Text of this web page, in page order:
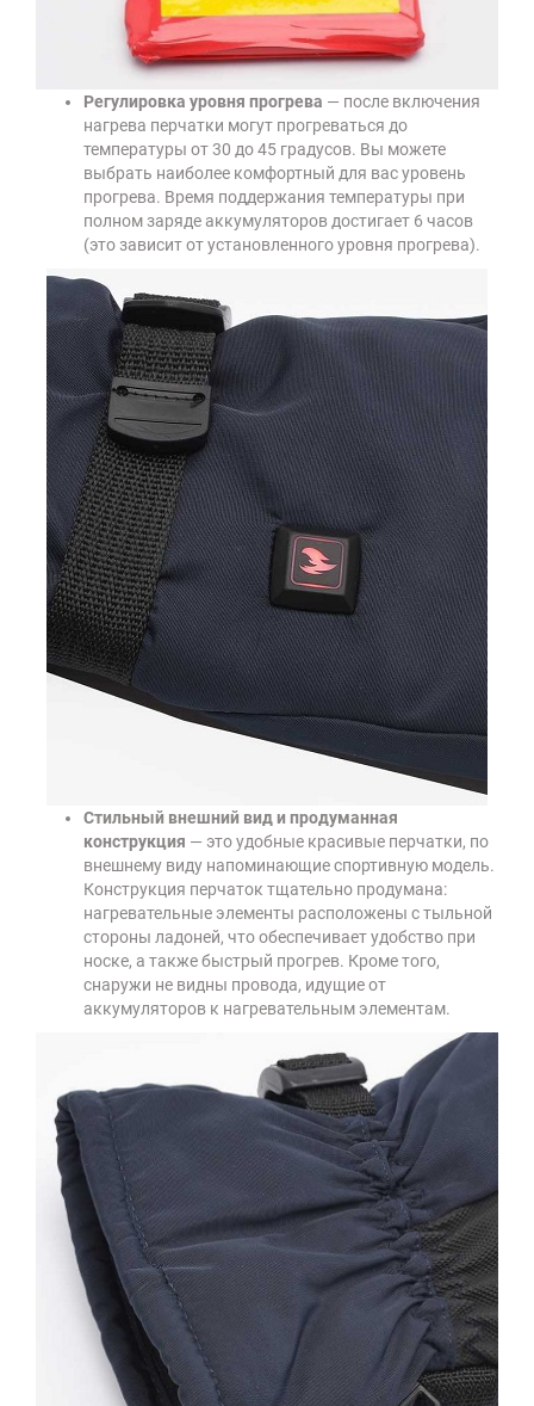
Регулировка уровня прогрева — после включения
нагрева перчатки могут прогреваться до
температуры от 30 до 45 градусов. Вы можете
выбрать наиболее комфортный для вас уровень
прогрева. Время поддержания температуры при
полном заряде аккумуляторов достигает 6 часов
(это зависит от установленного уровня прогрева).
Стильный внешний вид и продуманная
конструкция — это удобные красивые перчатки, по
внешнему виду напоминающие спортивную модель.
Конструкция перчаток тщательно продумана:
нагревательные элементы расположены с тыльной
стороны ладоней, что обеспечивает удобство при
носке, а также быстрый прогрев. Кроме того,
снаружи не видны провода, идущие от
аккумуляторов к нагревательным элементам.